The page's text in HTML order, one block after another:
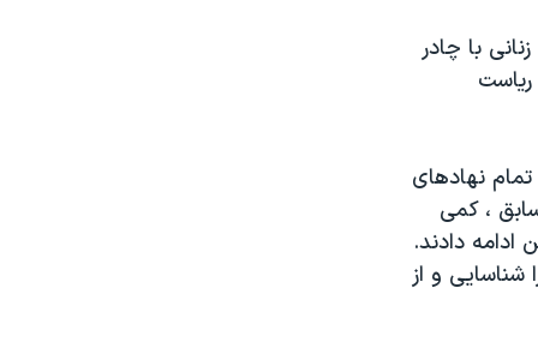
با چادر
نهادهای
، کمی
دادند.
شناسایی و از